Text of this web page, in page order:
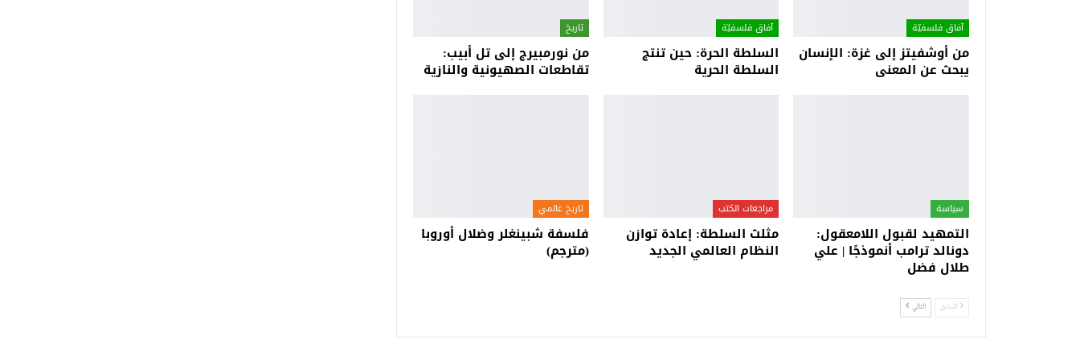
آفاق فلسفيّة‎
من أوشفيتز إلى غزة: الإنسان
يبحث عن المعنى
آفاق فلسفيّة‎
السلطة الحرة: حين تنتج
السلطة الحرية
تاريخ
من نورمبيرج إلى تل أبيب:
تقاطعات الصهيونية والنازية
سياسة
التمهيد لقبول اللامعقول:
دونالد ترامب أنموذجًا | علي
طلال فضل
مراجعات الكتب
مثلث السلطة: إعادة توازن
النظام العالمي الجديد
تاريخ عالمي
فلسفة شبينغلر وضلال أوروبا
(مترجم)
السابق التالي